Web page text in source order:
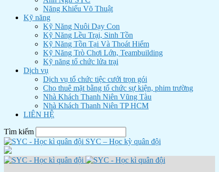
Năng Khiếu Võ Thuật
Kỹ năng
Kỹ Năng Nuôi Dạy Con
Kỹ Năng Lều Trại, Sinh Tồn
Kỹ Năng Tồn Tại Và Thoát Hiểm
Kỹ Năng Trò Chơi Lớn, Teambuilding
Kỹ năng tổ chức lửa trại
Dịch vụ
Dịch vụ tổ chức tiệc cưới trọn gói
Cho thuê mặt bằng tổ chức sự kiện, phim trường
Nhà Khách Thanh Niên Vũng Tàu
Nhà Khách Thanh Niên TP HCM
LIÊN HỆ
Tìm kiếm
SYC – Học kỳ quân đội